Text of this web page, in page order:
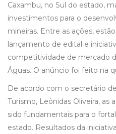
Caxambu, no Sul do estado,
investimentos para o
mineiras. Entre as ações,
lançamento de edital e
competitividade de mercado
Águas. O anúncio foi feito na
De acordo com o secretário
Turismo, Leônidas Oliveira, as
sido fundamentais para o
estado. Resultados da